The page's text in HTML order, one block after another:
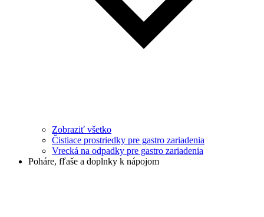
Zobraziť všetko
Čistiace prostriedky pre gastro zariadenia
Vrecká na odpadky pre gastro zariadenia
Poháre, fľaše a doplnky k nápojom